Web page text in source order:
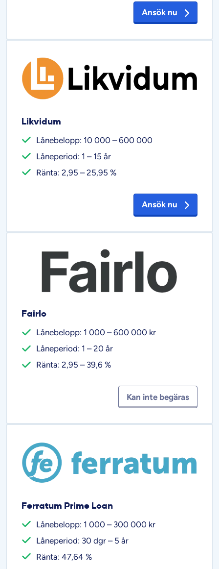
Ansök nu
Likvidum
Lånebelopp: 10 000 – 600 000
Låneperiod: 1 – 15 år
Ränta: 2,95 – 25,95 %
Ansök nu
Fairlo
Lånebelopp: 1 000 – 600 000 kr
Låneperiod: 1 – 20 år
Ränta: 2,95 – 39,6 %
Kan inte begäras
Ferratum Prime Loan
Lånebelopp: 1 000 – 300 000 kr
Låneperiod: 30 dgr – 5 år
Ränta: 47,64 %